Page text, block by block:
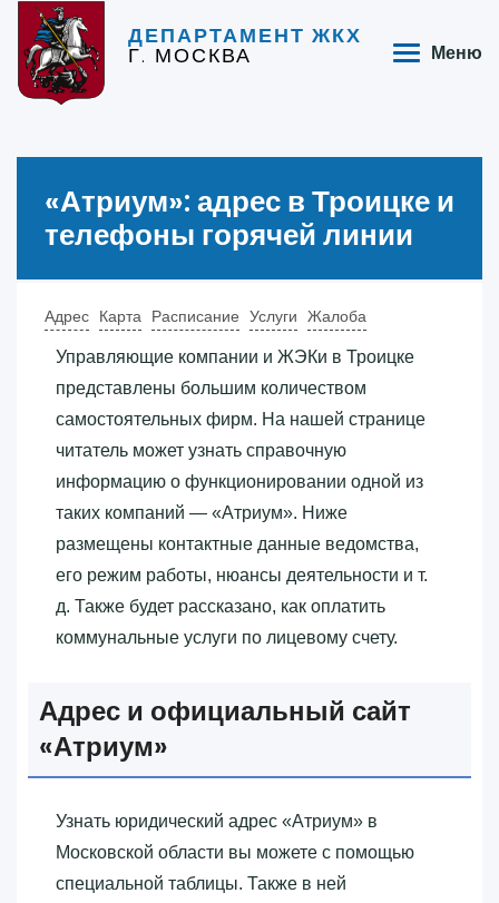
ДЕПАРТАМЕНТ ЖКХ
Г. МОСКВА Меню
«‎Атриум»‎: адрес в Троицке и
телефоны горячей линии
Адрес Карта Расписание Услуги Жалоба
Управляющие компании и ЖЭКи в Троицке
представлены большим количеством
самостоятельных фирм. На нашей странице
читатель может узнать справочную
информацию о функционировании одной из
таких компаний — «‎Атриум»‎. Ниже
размещены контактные данные ведомства,
его режим работы, нюансы деятельности и т.
д. Также будет рассказано, как оплатить
коммунальные услуги по лицевому счету.
Адрес и официальный сайт
«‎Атриум»‎
Узнать юридический адрес «‎Атриум»‎ в
Московской области вы можете с помощью
специальной таблицы. Также в ней